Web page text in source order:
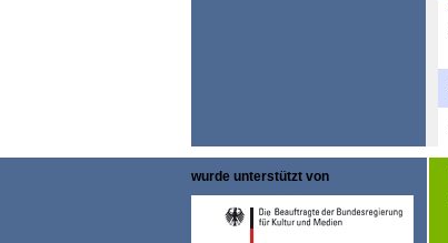
wurde unterstützt von